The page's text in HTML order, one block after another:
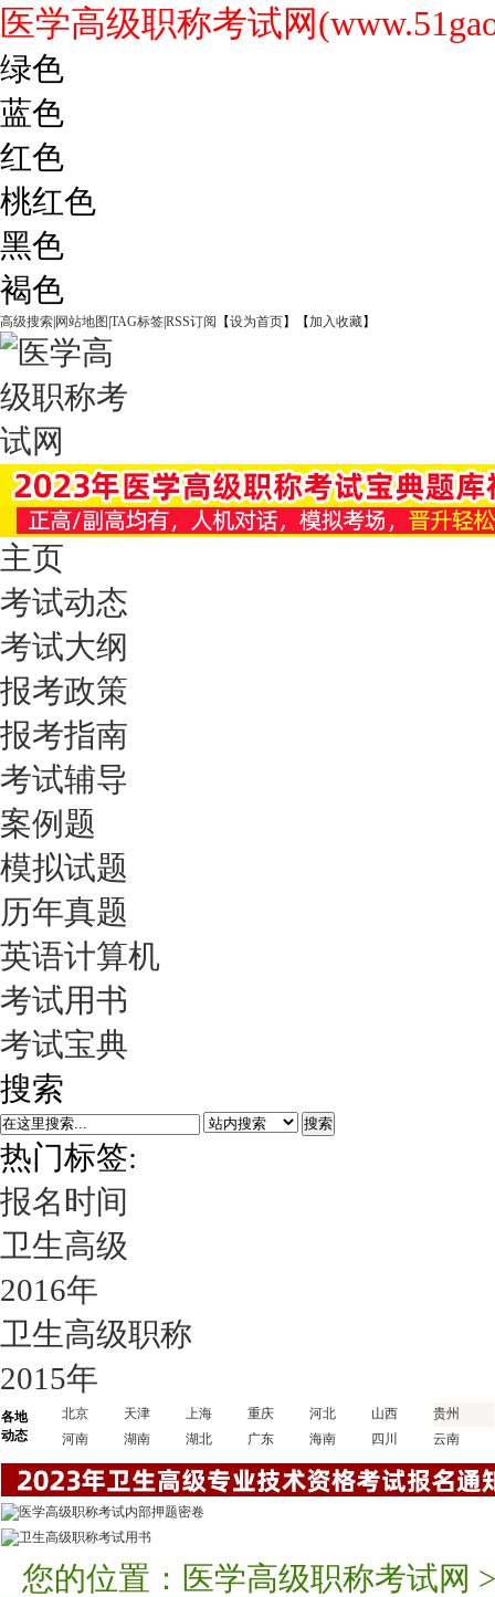
医学高级职称考试网
绿色
蓝色
红色
桃红色
黑色
褐色
高级搜索 网站地图 TAG标签RSS订阅 【设为首页】【加入收藏】
主页
考试动态
考试大纲
报考政策
报考指南
考试辅导
案例题
模拟试题
历年真题
英语计算机
考试用书
考试宝典
搜索
搜索
热门标签:
报名时间
卫生高级
2016年
卫生高级职称
2015年
各地
动态
北京 天津 上海 重庆 河北 山西
贵州
河南
湖南 湖北 广东 海南 四川 云南
您的位置： 医学高级职称考试网